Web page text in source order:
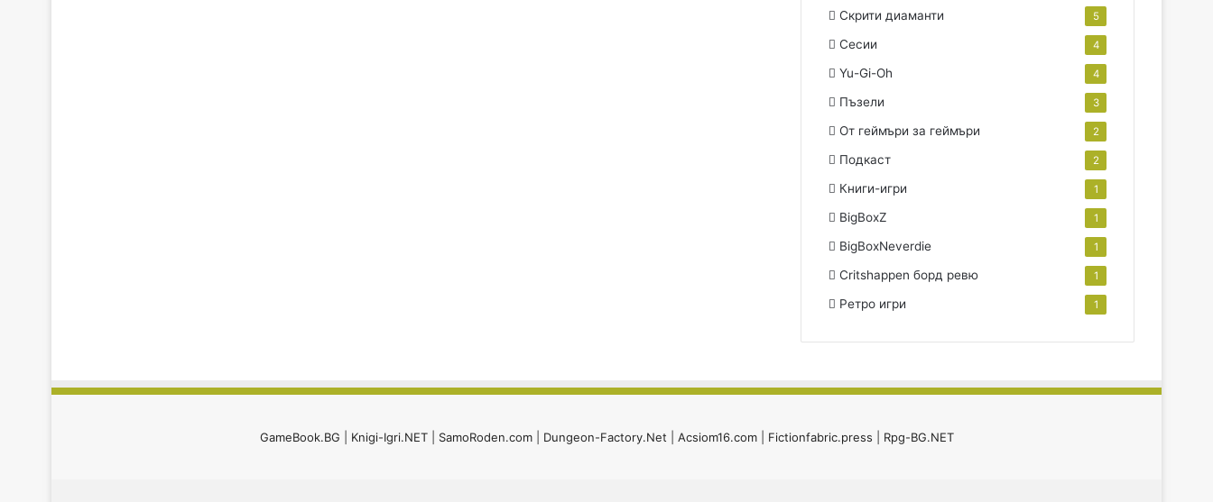
Скрити диаманти 5
Сесии 4
Yu-Gi-Oh 4
Пъзели 3
От геймъри за геймъри 2
Подкаст 2
Книги-игри 1
BigBoxZ 1
BigBoxNeverdie 1
Critshappen борд ревю 1
Ретро игри 1
GameBook.BG Knigi-Igri.NET| SamoRoden.com| Dungeon-Factory.Net Acsiom16.com| Fictionfabric.press Rpg-BG.NET